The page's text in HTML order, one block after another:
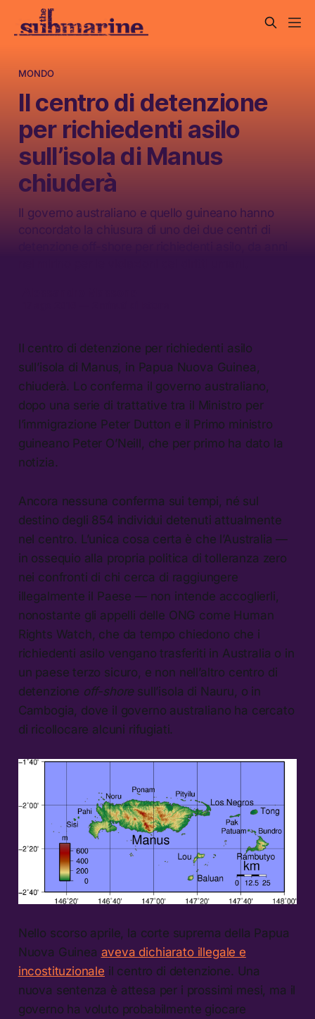
MONDO
Il centro di detenzione
per richiedenti asilo
sull’isola di Manus
chiuderà
Il governo australiano e quello guineano hanno
concordato la chiusura di uno dei due centri di
Il centro di detenzione per richiedenti asilo
sull’isola di Manus, in Papua Nuova Guinea,
chiuderà. Lo conferma il governo australiano,
dopo una serie di trattative tra il Ministro per
l’immigrazione Peter Dutton e il Primo ministro
guineano Peter O’Neill, che per primo ha dato la
notizia.
Ancora nessuna conferma sui tempi, né sul
destino degli 854 individui detenuti attualmente
nel centro. L’unica cosa certa è che l’Australia —
in ossequio alla propria politica di tolleranza zero
nei confronti di chi cerca di raggiungere
illegalmente il Paese — non intende accoglierli,
nonostante gli appelli delle ONG come Human
Rights Watch, che da tempo chiedono che i
richiedenti asilo vengano trasferiti in Australia o in
un paese terzo sicuro, e non nell’altro centro di
detenzione off-shore sull’isola di Nauru, o in
Cambogia, dove il governo australiano ha cercato
di ricollocare alcuni rifugiati.
Nello scorso aprile, la corte suprema della Papua
Nuova Guinea aveva dichiarato illegale e
incostituzionale il centro di detenzione. Una
nuova sentenza è attesa per i prossimi mesi, ma il
governo ha voluto probabilmente giocare